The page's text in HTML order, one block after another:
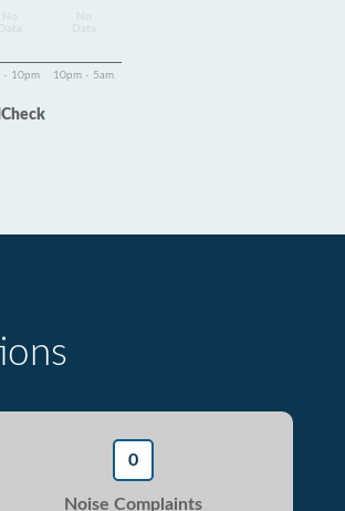
Data
Data
- 10pm 10pm - 5am
0
Noise Complaints